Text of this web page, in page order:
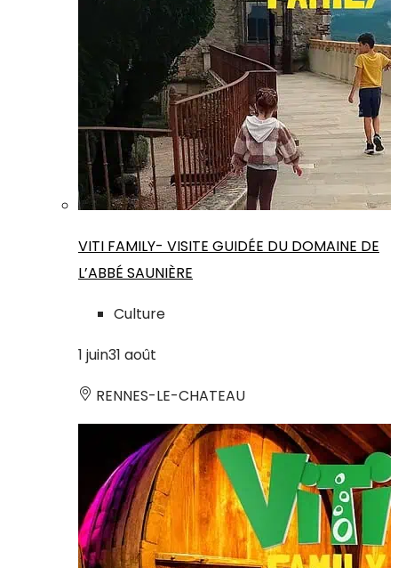
VITI FAMILY- VISITE GUIDÉE DU DOMAINE DE
L’ABBÉ SAUNIÈRE
Culture
1 juin31 août
RENNES-LE-CHATEAU